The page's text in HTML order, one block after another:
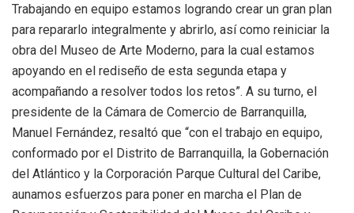
Trabajando en equipo estamos logrando crear un gran plan
para repararlo integralmente y abrirlo, así como reiniciar la
obra del Museo de Arte Moderno, para la cual estamos
apoyando en el rediseño de esta segunda etapa y
acompañando a resolver todos los retos”. A su turno, el
presidente de la Cámara de Comercio de Barranquilla,
Manuel Fernández, resaltó que “con el trabajo en equipo,
conformado por el Distrito de Barranquilla, la Gobernación
del Atlántico y la Corporación Parque Cultural del Caribe,
aunamos esfuerzos para poner en marcha el Plan de